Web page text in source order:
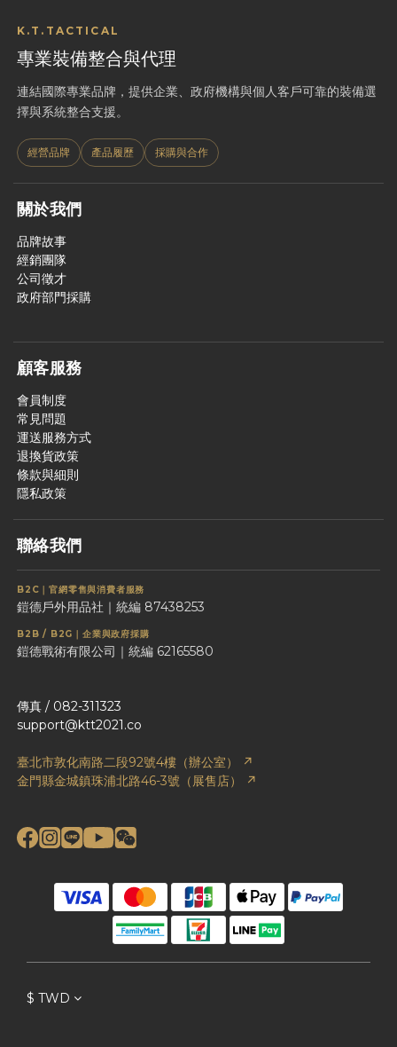
K.T.TACTICAL
專業裝備整合與代理
連結國際專業品牌，提供企業、政府機構與個人客戶可靠的裝備選
擇與系統整合支援。
經營品牌 產品履歷 採購與合作
關於我們
品牌故事
經銷團隊
公司徵才
政府部門採購
顧客服務
會員制度
常見問題
運送服務方式
退換貨政策
條款與細則
隱私政策
聯絡我們
B2C｜官網零售與消費者服務
鎧德戶外用品社｜統編 87438253
B2B / B2G｜企業與政府採購
鎧德戰術有限公司｜統編 62165580
傳真 / 082-311323
support@ktt2021.co
臺北市敦化南路二段92號4樓（辦公室） ↗
金門縣金城鎮珠浦北路46-3號（展售店） ↗
$ TWD